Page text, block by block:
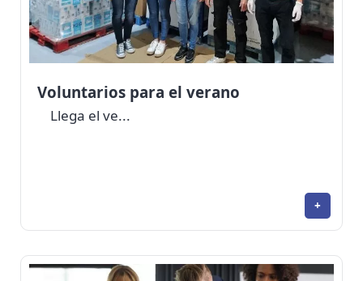
Voluntarios para el verano
Llega el ve...
+